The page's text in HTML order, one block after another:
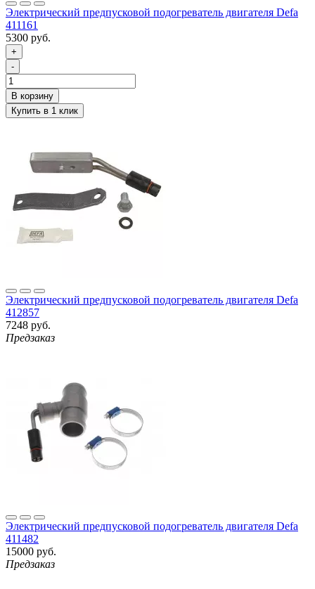
Электрический предпусковой подогреватель двигателя Defa
411161
5300 руб.
+
-
Электрический предпусковой подогреватель двигателя Defa
412857
7248 руб.
Предзаказ
Электрический предпусковой подогреватель двигателя Defa
411482
15000 руб.
Предзаказ